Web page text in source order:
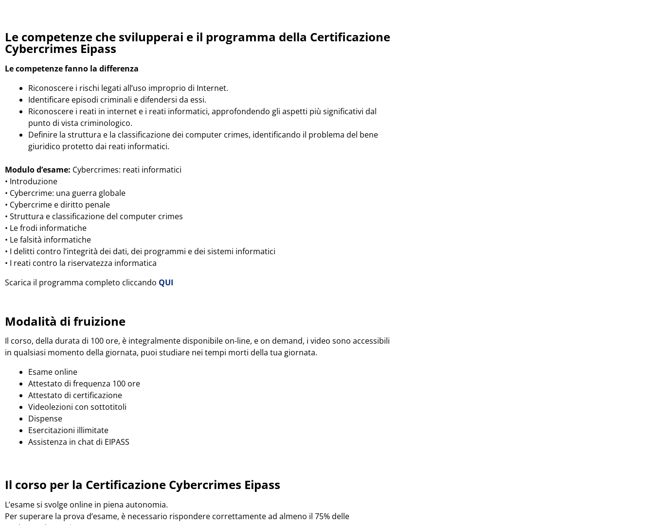
Le competenze che svilupperai e il programma della Certificazione
Cybercrimes Eipass
Le competenze fanno la differenza
Riconoscere i rischi legati all’uso improprio di Internet.
Identificare episodi criminali e difendersi da essi.
Riconoscere i reati in internet e i reati informatici, approfondendo gli aspetti più significativi dal
punto di vista criminologico.
Definire la struttura e la classificazione dei computer crimes, identificando il problema del bene
giuridico protetto dai reati informatici.
Modulo d’esame: Cybercrimes: reati informatici
• Introduzione
• Cybercrime: una guerra globale
• Cybercrime e diritto penale
• Struttura e classificazione del computer crimes
• Le frodi informatiche
• Le falsità informatiche
• I delitti contro l’integrità dei dati, dei programmi e dei sistemi informatici
• I reati contro la riservatezza informatica
Scarica il programma completo cliccando QUI
Modalità di fruizione
Il corso, della durata di 100 ore, è integralmente disponibile on-line, e on demand, i video sono accessibili
in qualsiasi momento della giornata, puoi studiare nei tempi morti della tua giornata.
Esame online
Attestato di frequenza 100 ore
Attestato di certificazione
Videolezioni con sottotitoli
Dispense
Esercitazioni illimitate
Assistenza in chat di EIPASS
Il corso per la Certificazione Cybercrimes Eipass
L’esame si svolge online in piena autonomia.
Per superare la prova d’esame, è necessario rispondere correttamente ad almeno il 75% delle